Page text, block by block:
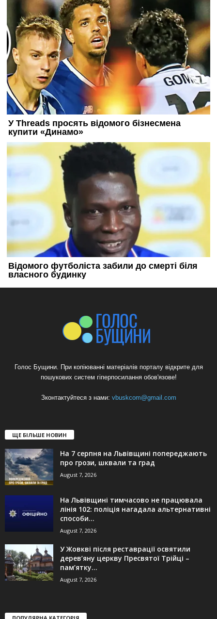
Голос Бущини. При копіюванні матеріалів порталу відкрите для
пошукових систем гіперпосилання обов'язове!
Зконтактуйтеся з нами: vbuskcom@gmail.com
ЩЕ БІЛЬШЕ НОВИН
На 7 серпня на Львівщині попереджають
про грози, шквали та град
August 7, 2026
На Львівщині тимчасово не працювала
лінія 102: поліція нагадала альтернативні
способи...
August 7, 2026
У Жовкві після реставрації освятили
дерев’яну церкву Пресвятої Трійці –
пам’ятку...
August 7, 2026